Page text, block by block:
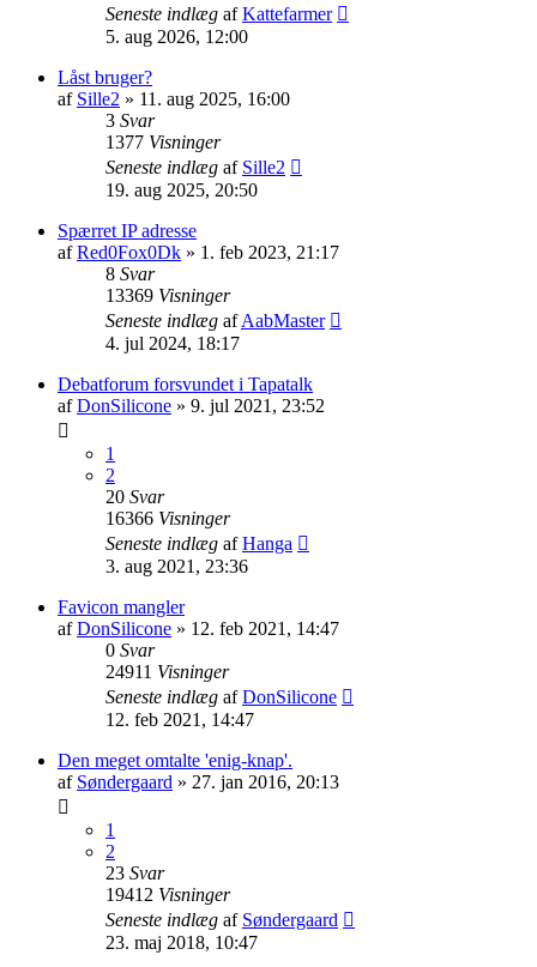
Seneste indlæg afKattefarmer
5. aug 2026, 12:00
Låst bruger?
af Sille2 » 11. aug 2025, 16:00
3 Svar
1377 Visninger
Seneste indlæg af Sille2
19. aug 2025, 20:50
Spærret IP adresse
afRed0Fox0Dk » 1. feb 2023, 21:17
8 Svar
13369 Visninger
Seneste indlæg afAabMaster
4. jul 2024, 18:17
Debatforum forsvundet i Tapatalk
afDonSilicone » 9. jul 2021, 23:52
1
2
20 Svar
16366 Visninger
Seneste indlæg afHanga
3. aug 2021, 23:36
Favicon mangler
afDonSilicone » 12. feb 2021, 14:47
0 Svar
24911 Visninger
Seneste indlæg afDonSilicone
12. feb 2021, 14:47
Den meget omtalte 'enig-knap'.
af Søndergaard » 27. jan 2016, 20:13
1
2
23 Svar
19412 Visninger
Seneste indlæg af Søndergaard
23. maj 2018, 10:47